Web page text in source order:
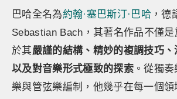
巴哈全名為約翰·塞巴斯汀·巴哈 ，德
Sebastian Bach，其著名作品不僅
於其嚴謹的結構、精妙的複調技巧
以及對音樂形式極致的探索 。從獨
樂與管弦樂編制，他幾乎在每一個